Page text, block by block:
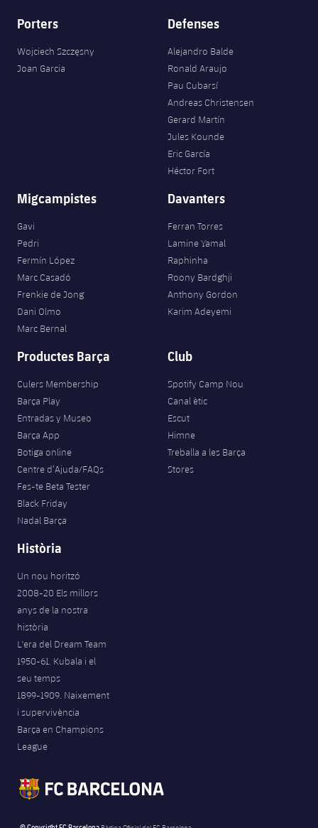
Porters
Wojciech Szczęsny
Joan Garcia
Defenses
Alejandro Balde
Ronald Araujo
Pau Cubarsí
Andreas Christensen
Gerard Martín
Jules Kounde
Eric García
Héctor Fort
Migcampistes
Gavi
Pedri
Fermín López
Marc Casadó
Frenkie de Jong
Dani Olmo
Marc Bernal
Davanters
Ferran Torres
Lamine Yamal
Raphinha
Roony Bardghji
Anthony Gordon
Karim Adeyemi
Productes Barça
Culers Membership
Barça Play
Entradas y Museo
Barça App
Botiga online
Centre d’Ajuda/FAQs
Fes-te Beta Tester
Black Friday
Nadal Barça
Club
Spotify Camp Nou
Canal ètic
Escut
Himne
Treballa a les Barça
Stores
Història
Un nou horitzó
2008-20 Els millors
anys de la nostra
història
L'era del Dream Team
1950-61. Kubala i el
seu temps
1899-1909. Naixement
i supervivència
Barça en Champions
League